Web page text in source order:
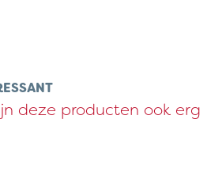
deze producten ook erg